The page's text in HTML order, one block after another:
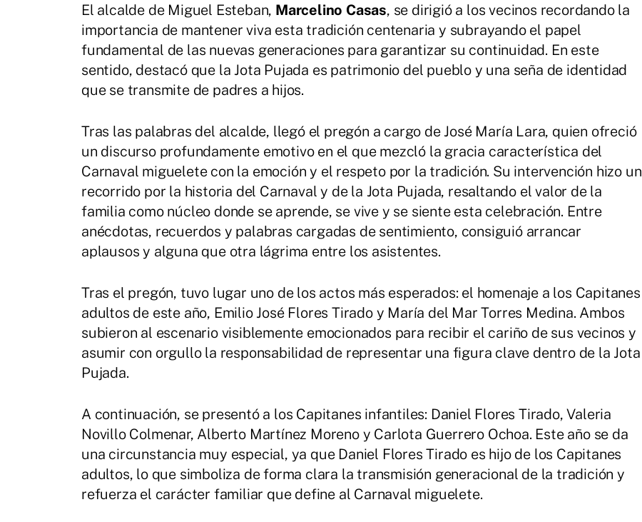
El alcalde de Miguel Esteban, Marcelino Casas, se dirigió a los vecinos recordando la
importancia de mantener viva esta tradición centenaria y subrayando el papel
fundamental de las nuevas generaciones para garantizar su continuidad. En este
sentido, destacó que la Jota Pujada es patrimonio del pueblo y una seña de identidad
que se transmite de padres a hijos.
Tras las palabras del alcalde, llegó el pregón a cargo de José María Lara, quien ofreció
un discurso profundamente emotivo en el que mezcló la gracia característica del
Carnaval miguelete con la emoción y el respeto por la tradición. Su intervención hizo un
recorrido por la historia del Carnaval y de la Jota Pujada, resaltando el valor de la
familia como núcleo donde se aprende, se vive y se siente esta celebración. Entre
anécdotas, recuerdos y palabras cargadas de sentimiento, consiguió arrancar
aplausos y alguna que otra lágrima entre los asistentes.
Tras el pregón, tuvo lugar uno de los actos más esperados: el homenaje a los Capitanes
adultos de este año, Emilio José Flores Tirado y María del Mar Torres Medina. Ambos
subieron al escenario visiblemente emocionados para recibir el cariño de sus vecinos y
asumir con orgullo la responsabilidad de representar una figura clave dentro de la Jota
Pujada.
A continuación, se presentó a los Capitanes infantiles: Daniel Flores Tirado, Valeria
Novillo Colmenar, Alberto Martínez Moreno y Carlota Guerrero Ochoa. Este año se da
una circunstancia muy especial, ya que Daniel Flores Tirado es hijo de los Capitanes
adultos, lo que simboliza de forma clara la transmisión generacional de la tradición y
refuerza el carácter familiar que define al Carnaval miguelete.